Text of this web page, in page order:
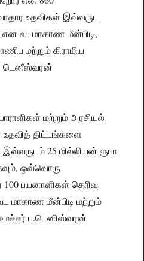
உதவிகள் இவ்வருட
என வடமாகாண மீன்பிடி,
மற்றும் கிராமிய
டெனீஸ்வரன்
மற்றும் அரசியல்
உதவித் திட்டங்களை
25 மில்லியன் ரூபா
ஒவ்வொரு
100 பயனாளிகள் தெரிவு
மாகாண மீன்பிடி மற்றும்
ப.டெனிஸ்வரன்